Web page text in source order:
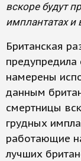
вскоре будут
имплантатах и
Британская
намерены
данным
смертницы
грудных
работающие
лучших